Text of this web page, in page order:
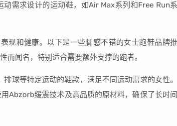
需求设计的运动鞋，如Air Max系列和Free Run系
现和健康。以下是一些脚感不错的女士跑鞋品牌推
而闻名，特别适合需要额外支撑的跑者。
球等特定运动的鞋款，满足不同运动需求的女性。
Abzorb缓震技术及高品质的原材料，确保了长时间